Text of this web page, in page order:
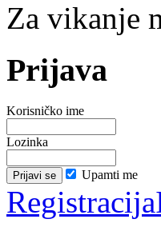
Za vikanje
Prijava
Korisničko ime
Lozinka
Upamti me
Registracija